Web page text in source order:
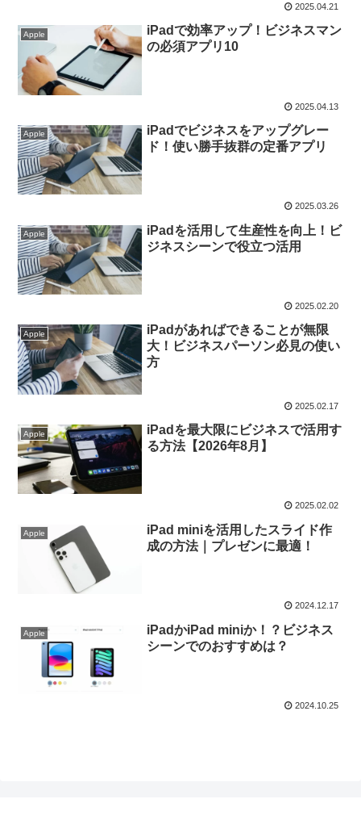
2025.04.21
Apple
iPadで効率アップ！ビジネスマン
の必須アプリ10
2025.04.13
Apple
iPadでビジネスをアップグレー
ド！使い勝手抜群の定番アプリ
2025.03.26
Apple
iPadを活用して生産性を向上！ビ
ジネスシーンで役立つ活用
2025.02.20
Apple
iPadがあればできることが無限
大！ビジネスパーソン必見の使い
方
2025.02.17
Apple
iPadを最大限にビジネスで活用す
る方法【2026年8月】
2025.02.02
Apple
iPad miniを活用したスライド作
成の方法｜プレゼンに最適！
2024.12.17
Apple
iPadかiPad miniか！？ビジネス
シーンでのおすすめは？
2024.10.25